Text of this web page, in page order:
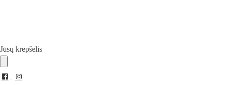
Pereiti
navigacijos
Pereiti
turinio
Jūsų krepšelis